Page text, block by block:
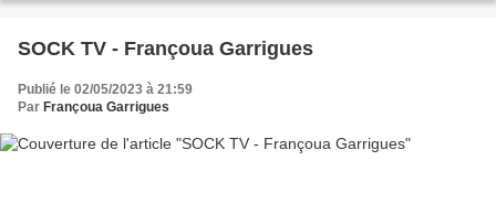
SOCK TV - Françoua Garrigues
Publié le 02/05/2023 à 21:59
Par Françoua Garrigues